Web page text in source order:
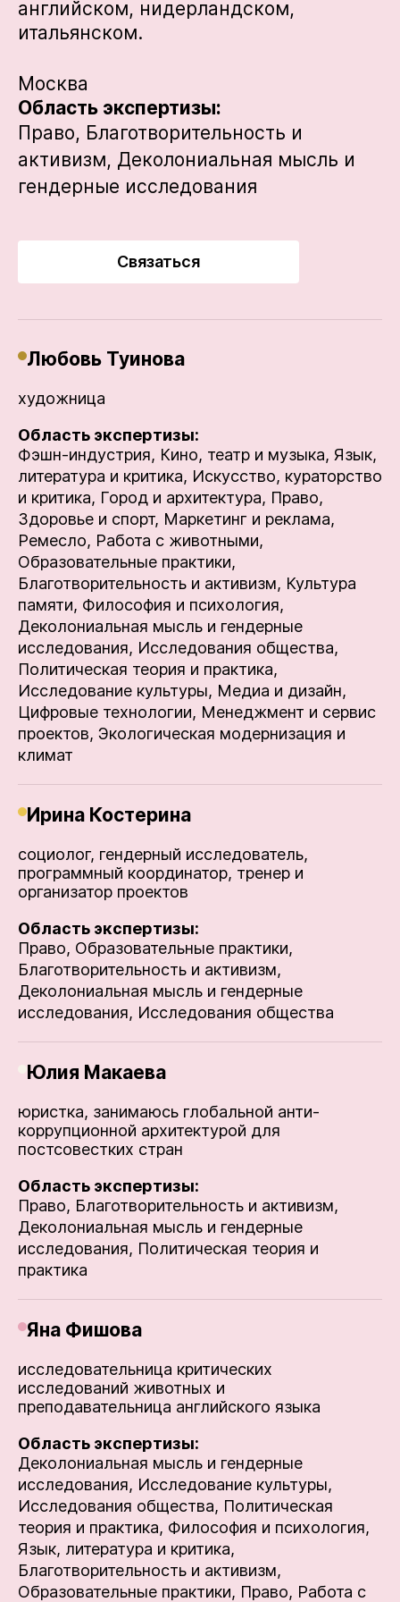
английском, нидерландском,
итальянском.
Москва
Область экспертизы:
Право, Благотворительность и
активизм, Деколониальная мысль и
гендерные исследования
Связаться
Любовь Туинова
художница
Область экспертизы:
Фэшн-индустрия, Кино, театр и музыка, Язык,
литература и критика, Искусство, кураторство
и критика, Город и архитектура, Право,
Здоровье и спорт, Маркетинг и реклама,
Ремесло, Работа с животными,
Образовательные практики,
Благотворительность и активизм, Культура
памяти, Философия и психология,
Деколониальная мысль и гендерные
исследования, Исследования общества,
Политическая теория и практика,
Исследование культуры, Медиа и дизайн,
Цифровые технологии, Менеджмент и сервис
проектов, Экологическая модернизация и
климат
Ирина Костерина
социолог, гендерный исследователь,
программный координатор, тренер и
организатор проектов
Область экспертизы:
Право, Образовательные практики,
Благотворительность и активизм,
Деколониальная мысль и гендерные
исследования, Исследования общества
Юлия Макаева
юристка, занимаюсь глобальной анти-
коррупционной архитектурой для
постсовестких стран
Область экспертизы:
Право, Благотворительность и активизм,
Деколониальная мысль и гендерные
исследования, Политическая теория и
практика
Яна Фишова
исследовательница критических
исследований животных и
преподавательница английского языка
Область экспертизы:
Деколониальная мысль и гендерные
исследования, Исследование культуры,
Исследования общества, Политическая
теория и практика, Философия и психология,
Язык, литература и критика,
Благотворительность и активизм,
Образовательные практики, Право, Работа с